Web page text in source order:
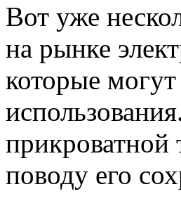
Вот уже
на рынке
которые
поводу его